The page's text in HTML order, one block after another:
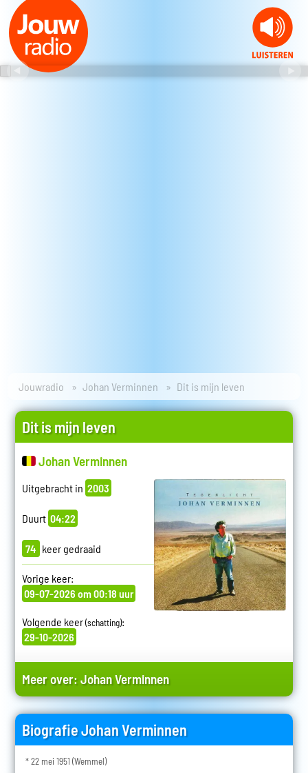
Jouwradio Johan Verminnen Dit is mijn leven
Dit is mijn leven
Johan Verminnen
Uitgebracht in 2003
Duurt 04:22
74 keer gedraaid
Vorige keer:
09-07-2026 om 00:18 uur
Volgende keer(schatting):
29-10-2026
Meer over:Johan Verminnen
Biografie Johan Verminnen
* 22 mei 1951 (Wemmel)